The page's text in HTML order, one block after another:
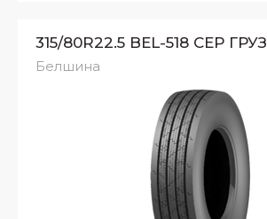
315/80R22.5 BEL-518 СЕР ГРУЗ
Белшина